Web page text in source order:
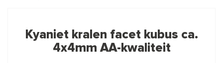
producten ook interessant
voor je?
Kyaniet kralen facet kubus ca.
4x4mm AA-kwaliteit